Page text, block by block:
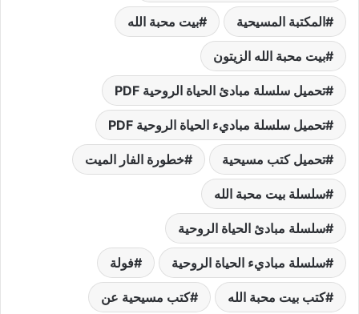
المكتبة المسيحية بيت محبة الله
بيت محبة الله الزيتون
تحميل سلسلة مبادئ الحياة الروحية PDF
تحميل سلسلة مباديء الحياة الروحية PDF
تحميل كتب مسيحية خطورة الفار الميت
سلسلة بيت محبة الله
سلسلة مبادئ الحياة الروحية
سلسلة مباديء الحياة الروحية فولة
كتب بيت محبة الله كتب مسيحية عن